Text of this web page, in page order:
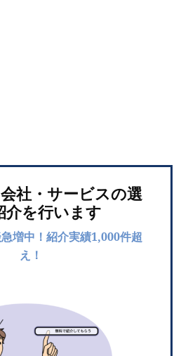
社・サービスの選
介を行います
増中！紹介実績1,000件超
え！